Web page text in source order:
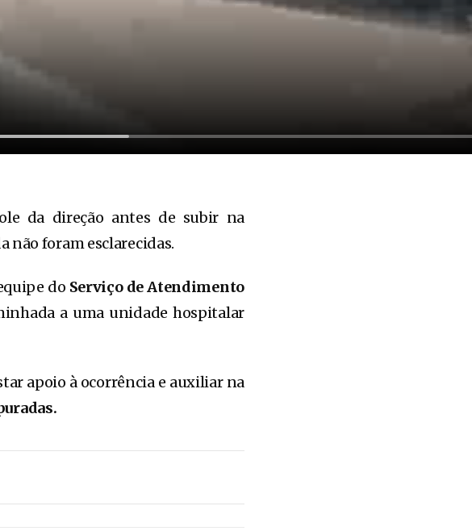
da direção antes de subir na
não foram esclarecidas.
do Serviço de Atendimento
a uma unidade hospitalar
apoio à ocorrência e auxiliar na